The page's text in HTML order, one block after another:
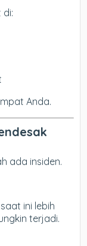
di:
Anda.
ada insiden.
ini lebih
terjadi.